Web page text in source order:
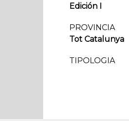
Edición I
PROVINCIA
Tot Catalunya
TIPOLOGIA